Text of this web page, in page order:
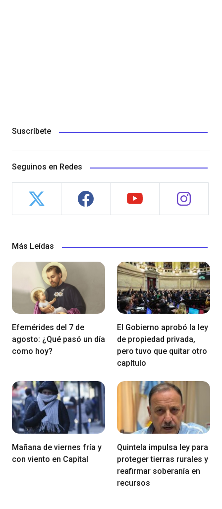
Suscríbete
Seguinos en Redes
Más Leídas
Efemérides del 7 de
agosto: ¿Qué pasó un día
como hoy?
El Gobierno aprobó la ley
de propiedad privada,
pero tuvo que quitar otro
capítulo
Mañana de viernes fría y
con viento en Capital
Quintela impulsa ley para
proteger tierras rurales y
reafirmar soberanía en
recursos